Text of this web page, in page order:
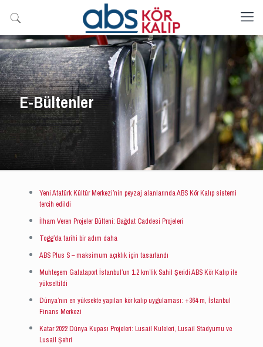
E-Bültenler
Yeni Atatürk Kültür Merkezi’nin peyzaj alanlarında ABS Kör Kalıp sistemi
tercih edildi
İlham Veren Projeler Bülteni: Bağdat Caddesi Projeleri
Togg’da tarihi bir adım daha
ABS Plus S – maksimum açıklık için tasarlandı
Muhteşem Galataport İstanbul’un 1.2 km’lik Sahil Şeridi ABS Kör Kalıp ile
yükseltildi
Dünya’nın en yüksekte yapılan kör kalıp uygulaması: +364 m, İstanbul
Finans Merkezi
Katar 2022 Dünya Kupası Projeleri: Lusail Kuleleri, Lusail Stadyumu ve
Lusail Şehri